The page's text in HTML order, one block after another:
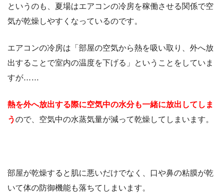
というのも、夏場はエアコンの冷房を稼働させる関係で空
気が乾燥しやすくなっているのです。
エアコンの冷房は「部屋の空気から熱を吸い取り、外へ放
出することで室内の温度を下げる」ということをしていま
すが……
熱を外へ放出する際に空気中の水分も一緒に放出してしま
うので、空気中の水蒸気量が減って乾燥してしまいます。
部屋が乾燥すると肌に悪いだけでなく、口や鼻の粘膜が乾
いて体の防御機能も落ちてしまいます。